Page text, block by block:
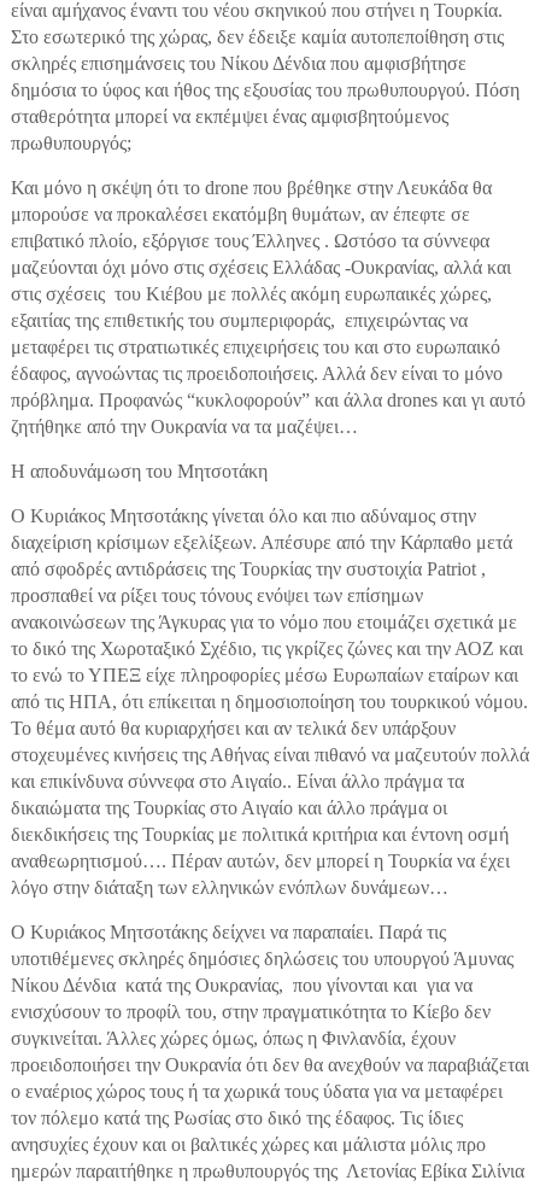
είναι αμήχανος έναντι του νέου σκηνικού που στήνει η Τουρκία.
Στο εσωτερικό της χώρας, δεν έδειξε καμία αυτοπεποίθηση στις
σκληρές επισημάνσεις του Νίκου Δένδια που αμφισβήτησε
δημόσια το ύφος και ήθος της εξουσίας του πρωθυπουργού. Πόση
σταθερότητα μπορεί να εκπέμψει ένας αμφισβητούμενος
πρωθυπουργός;
Και μόνο η σκέψη ότι το drone που βρέθηκε στην Λευκάδα θα
μπορούσε να προκαλέσει εκατόμβη θυμάτων, αν έπεφτε σε
επιβατικό πλοίο, εξόργισε τους Έλληνες . Ωστόσο τα σύννεφα
μαζεύονται όχι μόνο στις σχέσεις Ελλάδας -Ουκρανίας, αλλά και
στις σχέσεις του Κιέβου με πολλές ακόμη ευρωπαικές χώρες,
εξαιτίας της επιθετικής του συμπεριφοράς, επιχειρώντας να
μεταφέρει τις στρατιωτικές επιχειρήσεις του και στο ευρωπαικό
έδαφος, αγνοώντας τις προειδοποιήσεις. Αλλά δεν είναι το μόνο
πρόβλημα. Προφανώς “κυκλοφορούν” και άλλα drones και γι αυτό
ζητήθηκε από την Ουκρανία να τα μαζέψει…
Η αποδυνάμωση του Μητσοτάκη
Ο Κυριάκος Μητσοτάκης γίνεται όλο και πιο αδύναμος στην
διαχείριση κρίσιμων εξελίξεων. Απέσυρε από την Κάρπαθο μετά
από σφοδρές αντιδράσεις της Τουρκίας την συστοιχία Patriot ,
προσπαθεί να ρίξει τους τόνους ενόψει των επίσημων
ανακοινώσεων της Άγκυρας για το νόμο που ετοιμάζει σχετικά με
το δικό της Χωροταξικό Σχέδιο, τις γκρίζες ζώνες και την ΑΟΖ και
το ενώ το ΥΠΕΞ είχε πληροφορίες μέσω Ευρωπαίων εταίρων και
από τις ΗΠΑ, ότι επίκειται η δημοσιοποίηση του τουρκικού νόμου.
Το θέμα αυτό θα κυριαρχήσει και αν τελικά δεν υπάρξουν
στοχευμένες κινήσεις της Αθήνας είναι πιθανό να μαζευτούν πολλά
και επικίνδυνα σύννεφα στο Αιγαίο.. Είναι άλλο πράγμα τα
δικαιώματα της Τουρκίας στο Αιγαίο και άλλο πράγμα οι
διεκδικήσεις της Τουρκίας με πολιτικά κριτήρια και έντονη οσμή
αναθεωρητισμού…. Πέραν αυτών, δεν μπορεί η Τουρκία να έχει
λόγο στην διάταξη των ελληνικών ενόπλων δυνάμεων…
Ο Κυριάκος Μητσοτάκης δείχνει να παραπαίει. Παρά τις
υποτιθέμενες σκληρές δημόσιες δηλώσεις του υπουργού Άμυνας
Νίκου Δένδια κατά της Ουκρανίας, που γίνονται και για να
ενισχύσουν το προφίλ του, στην πραγματικότητα το Κίεβο δεν
συγκινείται. Άλλες χώρες όμως, όπως η Φινλανδία, έχουν
προειδοποιήσει την Ουκρανία ότι δεν θα ανεχθούν να παραβιάζεται
ο εναέριος χώρος τους ή τα χωρικά τους ύδατα για να μεταφέρει
τον πόλεμο κατά της Ρωσίας στο δικό της έδαφος. Τις ίδιες
ανησυχίες έχουν και οι βαλτικές χώρες και μάλιστα μόλις προ
ημερών παραιτήθηκε η πρωθυπουργός της Λετονίας Εβίκα Σιλίνια